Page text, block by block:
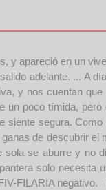
y apareció en un
adelante. ... A
y nos cuentan
un poco tímida,
segura.
de descubrir
sola se aburre y
solo
FILARIA